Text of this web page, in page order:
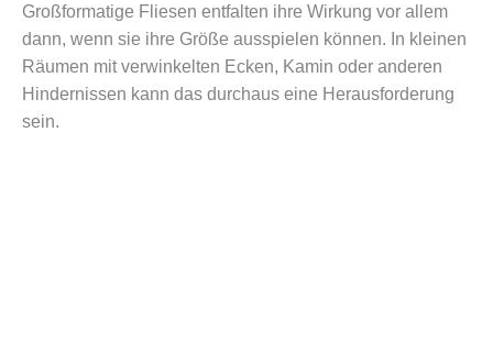
Großformatige Fliesen entfalten ihre Wirkung vor allem
dann, wenn sie ihre Größe ausspielen können. In kleinen
Räumen mit verwinkelten Ecken, Kamin oder anderen
Hindernissen kann das durchaus eine Herausforderung
sein.